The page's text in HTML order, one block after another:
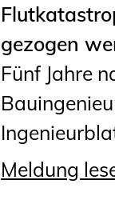
gezogen
Fünf Jahre
Meldung